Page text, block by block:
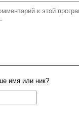
имя или ник?